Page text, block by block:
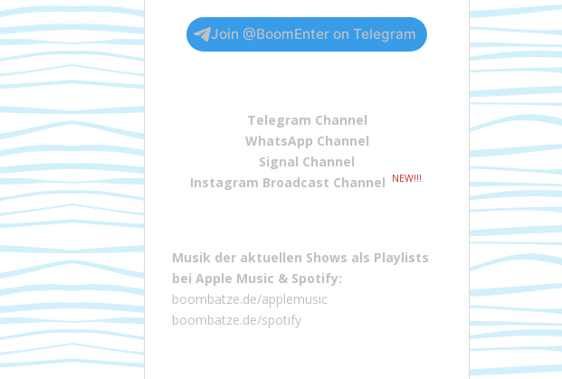
Join @BoomEnter on Telegram
Telegram Channel
WhatsApp Channel
Signal Channel
Instagram Broadcast Channel
NEW!!!
Musik der aktuellen Shows als Playlists
bei Apple Music & Spotify:
boombatze.de/applemusic
boombatze.de/spotify